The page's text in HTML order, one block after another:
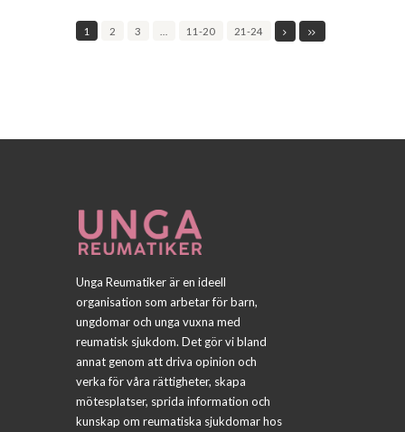
1 2 3 11-20 21-24
Unga Reumatiker är en ideell
organisation som arbetar för barn,
ungdomar och unga vuxna med
reumatisk sjukdom. Det gör vi bland
annat genom att driva opinion och
verka för våra rättigheter, skapa
mötesplatser, sprida information och
kunskap om reumatiska sjukdomar hos